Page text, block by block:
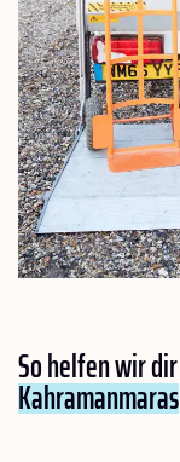
So helfen wir
Kahramanmaras